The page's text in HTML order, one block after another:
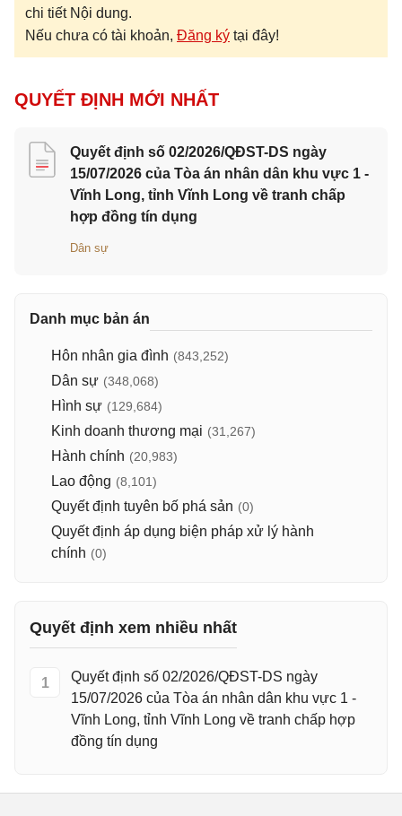
chi tiết Nội dung.
Nếu chưa có tài khoản, Đăng ký tại đây!
QUYẾT ĐỊNH MỚI NHẤT
Quyết định số 02/2026/QĐST-DS ngày
15/07/2026 của Tòa án nhân dân khu vực 1 -
Vĩnh Long, tỉnh Vĩnh Long về tranh chấp
hợp đồng tín dụng
Dân sự
Danh mục bản án
Hôn nhân gia đình (843,252)
Dân sự (348,068)
Hình sự (129,684)
Kinh doanh thương mại (31,267)
Hành chính (20,983)
Lao động (8,101)
Quyết định tuyên bố phá sản (0)
Quyết định áp dụng biện pháp xử lý hành
chính (0)
Quyết định xem nhiều nhất
1
Quyết định số 02/2026/QĐST-DS ngày
15/07/2026 của Tòa án nhân dân khu vực 1 -
Vĩnh Long, tỉnh Vĩnh Long về tranh chấp hợp
đồng tín dụng